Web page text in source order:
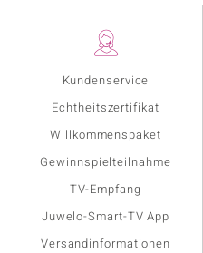
Kundenservice
Echtheitszertifikat
Willkommenspaket
Gewinnspielteilnahme
TV-Empfang
Juwelo-Smart-TV App
Versandinformationen